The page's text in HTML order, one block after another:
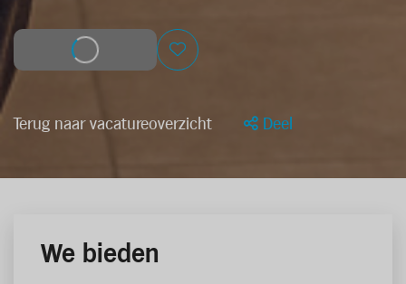
Solliciteer
Terug naar vacatureoverzicht Deel
We bieden